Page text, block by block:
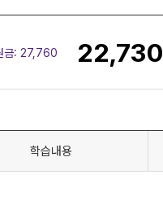
금: 27,760 22,730
학습내용